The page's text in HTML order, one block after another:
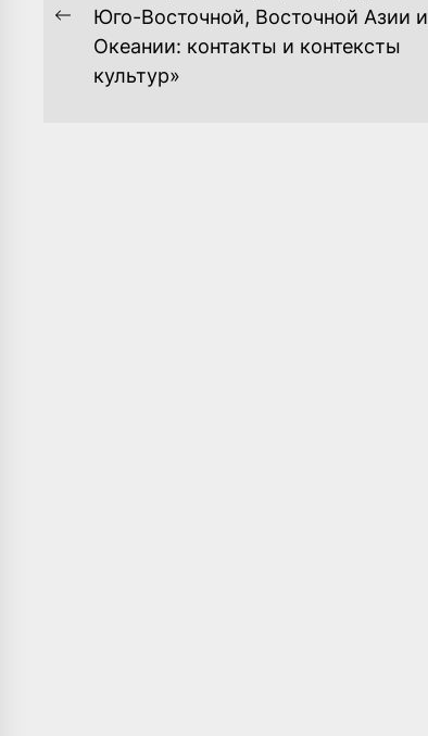
ЗАПИСЯМ
Previous
post:
Юго-Восточной, Восточной Азии и
Океании: контакты и контексты
культур»